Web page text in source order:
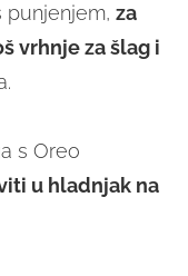
punjenjem, za
vrhnje za šlag i
s Oreo
u hladnjak na